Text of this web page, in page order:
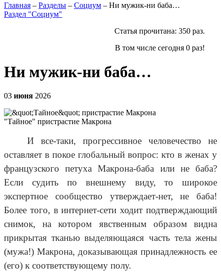
Главная – Разделы – Социум – Ни мужик-ни баба…
Раздел "Социум"
Статья прочитана: 350 раз.
В том числе сегодня 0 раз!
Ни мужик-ни баба…
03 июня 2026
"Тайное" пристрастие Макрона
И все-таки, прогрессивное человечество не
оставляет в покое глобальный вопрос: кто в женах у
французского петуха Макрона-баба или не баба?
Если судить по внешнему виду, то широкое
экспертное сообщество утверждает-нет, не баба!
Более того, в интернет-сети ходит подтверждающий
снимок, на котором явственным образом видна
прикрытая тканью выделяющаяся часть тела жены
(мужа!) Макрона, доказывающая принадлежность ее
(его) к соответствующему полу.